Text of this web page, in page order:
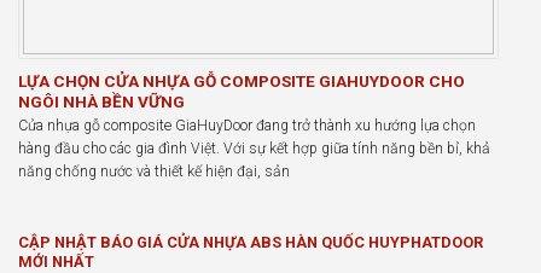
LỰA CHỌN CỬA NHỰA GỖ COMPOSITE GIAHUYDOOR CHO
NGÔI NHÀ BỀN VỮNG
Cửa nhựa gỗ composite GiaHuyDoor đang trở thành xu hướng lựa chọn
hàng đầu cho các gia đình Việt. Với sự kết hợp giữa tính năng bền bỉ, khả
năng chống nước và thiết kế hiện đại, sản
CẬP NHẬT BÁO GIÁ CỬA NHỰA ABS HÀN QUỐC HUYPHATDOOR
MỚI NHẤT